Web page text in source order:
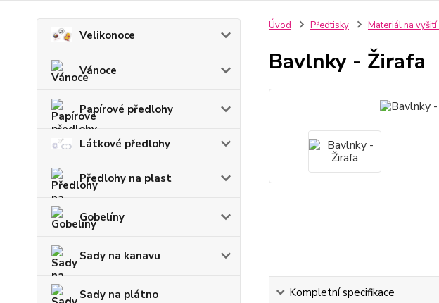
Velikonoce
Vánoce
Papírové předlohy
Látkové předlohy
Předlohy na plast
Gobelíny
Sady na kanavu
Sady na plátno
Úvod Předtisky Materiál na
Bavlnky - Žirafa
Kompletní specifikace